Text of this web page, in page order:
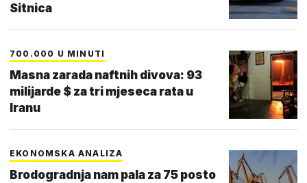
Sitnica
700.000 U MINUTI
Masna zarada naftnih divova: 93
milijarde $ za tri mjeseca rata u
Iranu
EKONOMSKA ANALIZA
Brodogradnja nam pala za 75 posto